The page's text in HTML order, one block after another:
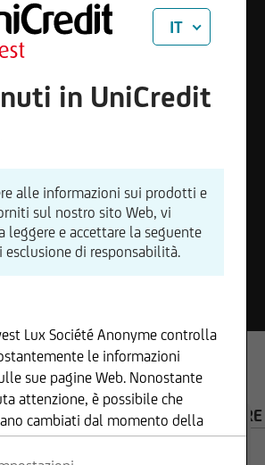
EUR
COMPOSIZIONE
IT
in UniCredit
alle informazioni sui prodotti e
sul nostro sito Web, vi
leggere e accettare la seguente
esclusione di responsabilità.
Lux Société Anonyme controlla
le informazioni
sue pagine Web. Nonostante
attenzione, è possibile che
cambiati dal momento della
Pertanto, non ci assumiamo